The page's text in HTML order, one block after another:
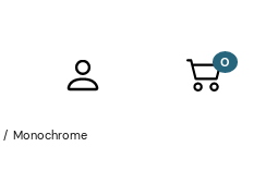
Monochrome